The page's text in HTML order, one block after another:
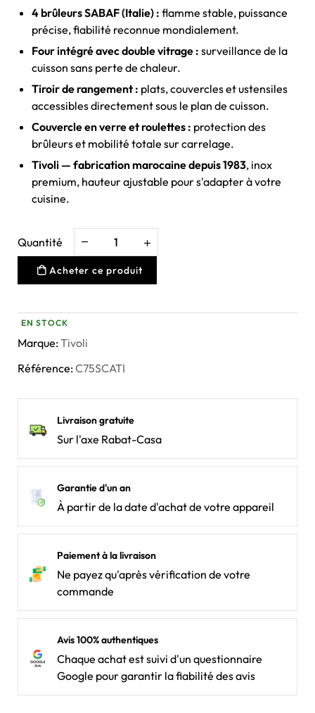
4 brûleurs SABAF (Italie) : flamme stable, puissance
précise, fiabilité reconnue mondialement.
Four intégré avec double vitrage : surveillance de la
cuisson sans perte de chaleur.
Tiroir de rangement : plats, couvercles et ustensiles
accessibles directement sous le plan de cuisson.
Couvercle en verre et roulettes : protection des
brûleurs et mobilité totale sur carrelage.
Tivoli — fabrication marocaine depuis 1983, inox
premium, hauteur ajustable pour s'adapter à votre
cuisine.
Quantité
Acheter ce produit
EN STOCK
Marque:Tivoli
Référence:C75SCATI
Livraison gratuite
Sur l'axe Rabat-Casa
Garantie d'un an
À partir de la date d'achat de votre appareil
Paiement à la livraison
Ne payez qu'après vérification de votre
commande
Avis 100% authentiques
Chaque achat est suivi d'un questionnaire
Google pour garantir la fiabilité des avis